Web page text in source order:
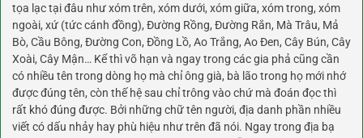
tọa lạc tại đâu như xóm trên, xóm dưới, xóm giữa, xóm trong, xóm
ngoài, xứ (tức cánh đồng), Đường Rồng, Đường Rắn, Mà Trâu, Mả
Bò, Cầu Bông, Đường Con, Đồng Lồ, Ao Trắng, Ao Đen, Cây Bún, Cây
Xoài, Cây Mận… Kể thì võ hạn và ngay trong các gia phả cũng cần
có nhiều tên trong dòng họ mà chỉ ông già, bà lão trong họ mới nhớ
được đúng tên, còn thế hệ sau chỉ trông vào chứ mà đoán đọc thì
rất khó đúng được. Bởi những chữ tên người, địa danh phần nhiều
viết có dấu nhảy hay phù hiệu như trên đã nói. Ngay trong địa bạ